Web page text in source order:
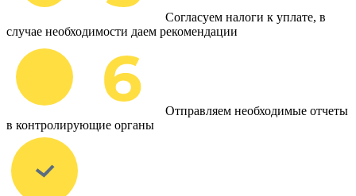
Согласуем налоги к уплате, в
случае необходимости даем рекомендации
Отправляем необходимые отчеты
в контролирующие органы